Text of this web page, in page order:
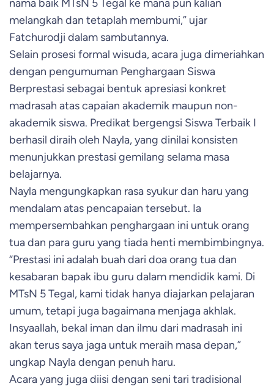
nama baik MTsN 5 Tegal ke mana pun kalian
melangkah dan tetaplah membumi,” ujar
Fatchurodji dalam sambutannya.
Selain prosesi formal wisuda, acara juga dimeriahkan
dengan pengumuman Penghargaan Siswa
Berprestasi sebagai bentuk apresiasi konkret
madrasah atas capaian akademik maupun non-
akademik siswa. Predikat bergengsi Siswa Terbaik I
berhasil diraih oleh Nayla, yang dinilai konsisten
menunjukkan prestasi gemilang selama masa
belajarnya.
Nayla mengungkapkan rasa syukur dan haru yang
mendalam atas pencapaian tersebut. Ia
mempersembahkan penghargaan ini untuk orang
tua dan para guru yang tiada henti membimbingnya.
“Prestasi ini adalah buah dari doa orang tua dan
kesabaran bapak ibu guru dalam mendidik kami. Di
MTsN 5 Tegal, kami tidak hanya diajarkan pelajaran
umum, tetapi juga bagaimana menjaga akhlak.
Insyaallah, bekal iman dan ilmu dari madrasah ini
akan terus saya jaga untuk meraih masa depan,”
ungkap Nayla dengan penuh haru.
Acara yang juga diisi dengan seni tari tradisional